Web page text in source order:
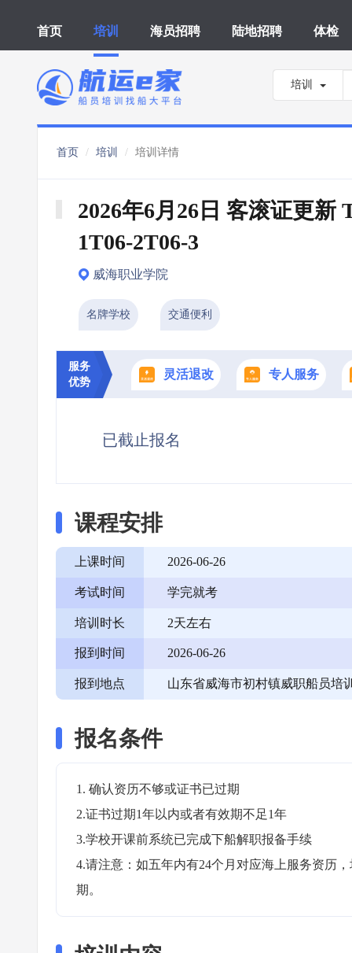
首页 培训 海员招聘 陆地招聘 体检
培训
首页 培训 培训详情
2026年6月26日 客滚证更新
1T06-2T06-3
威海职业学院
名牌学校 交通便利
服务
优势
灵活退改 专人服务
已截止报名
课程安排
上课时间 2026-06-26
考试时间 学完就考
培训时长 2天左右
报到时间 2026-06-26
报到地点 山东省威海市初村镇威职船员培
报名条件
1. 确认资历不够或证书已过期
2.证书过期1年以内或者有效期不足1年
3.学校开课前系统已完成下船解职报备手续
4.请注意：如五年内有24个月对应海上服务资历
期。